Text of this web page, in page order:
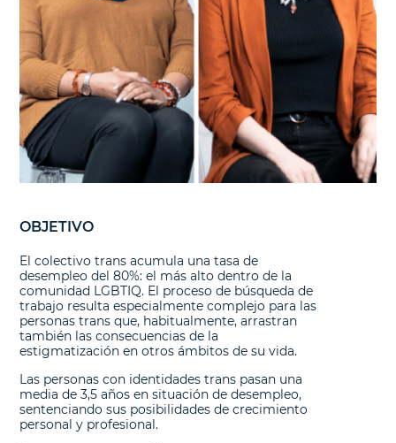
OBJETIVO
El colectivo trans acumula una tasa de
desempleo del 80%: el más alto dentro de la
comunidad LGBTIQ. El proceso de búsqueda de
trabajo resulta especialmente complejo para las
personas trans que, habitualmente, arrastran
también las consecuencias de la
estigmatización en otros ámbitos de su vida.
Las personas con identidades trans pasan una
media de 3,5 años en situación de desempleo,
sentenciando sus posibilidades de crecimiento
personal y profesional.